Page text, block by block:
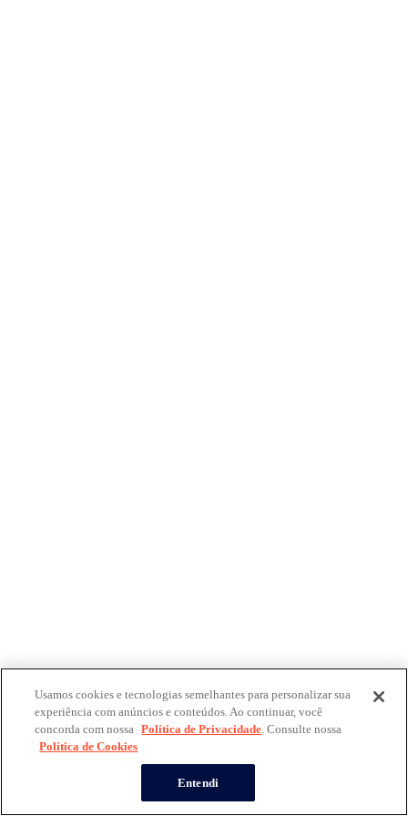
Usamos cookies e tecnologias semelhantes para personalizar sua
experiência com anúncios e conteúdos. Ao continuar, você
concorda com nossa Política de Privacidade. Consulte nossa
Política de Cookies
Entendi